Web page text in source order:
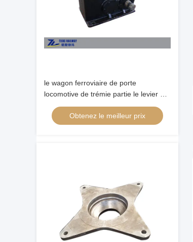
le wagon ferroviaire de porte
locomotive de trémie partie le levier de
charnière d'incidence d'embrayage de
réducteurObtenez le meilleur prix